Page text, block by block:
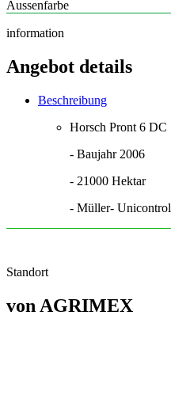
Aussenfarbe
information
Angebot details
Beschreibung
Horsch Pront 6 DC
- Baujahr 2006
- 21000 Hektar
- Müller- Unicontrol
Standort
von AGRIMEX